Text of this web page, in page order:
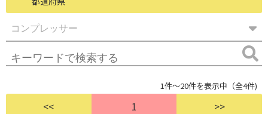
1件～20件を表示中（全4件)
<< 1 >>